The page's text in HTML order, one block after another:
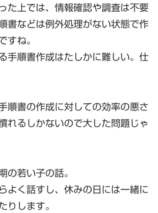
た上では、情報確認や調査は不要
書などは例外処理がない状態で作
すね。
手順書作成はたしかに難しい。仕
順書の作成に対しての効率の悪さ
れるしかないので大した問題じゃ
の若い子の話。
よく話すし、休みの日には一緒に
りします。